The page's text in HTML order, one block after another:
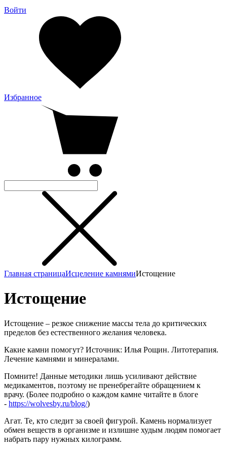
Войти
Избранное
Главная страницаИсцеление камнямиИстощение
Истощение
Истощение – резкое снижение массы тела до критических
пределов без естественного желания человека.
Какие камни помогут? Источник: Илья Рощин. Литотерапия.
Лечение камнями и минералами.
Помните! Данные методики лишь усиливают действие
медикаментов, поэтому не пренебрегайте обращением к
врачу. (Более подробно о каждом камне читайте в блоге
- https://wolvesby.ru/blog/)
Агат. Те, кто следит за своей фигурой. Камень нормализует
обмен веществ в организме и излишне худым людям помогает
набрать пару нужных килограмм.